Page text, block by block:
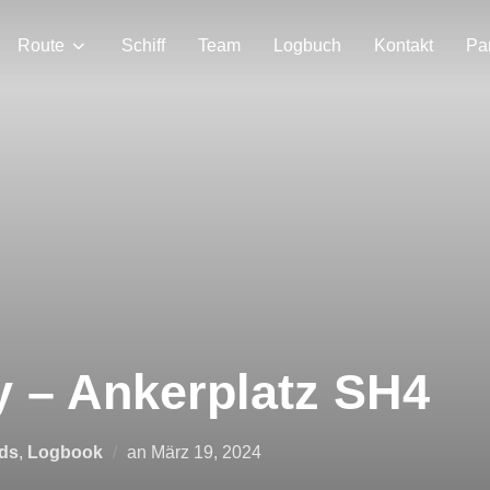
Route Schiff Team Logbuch Kontakt
– Ankerplatz SH4
, Logbook an Veröffentlicht
März 19, 2024